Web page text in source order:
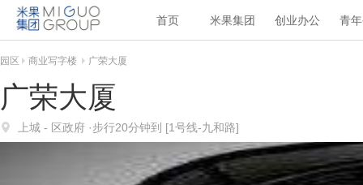
首页 米果集团 创业办公 青
园区 商业写字楼 广荣大厦
广荣大厦
上城 - 区政府 ·步行20分钟到 [1号线-九和路]